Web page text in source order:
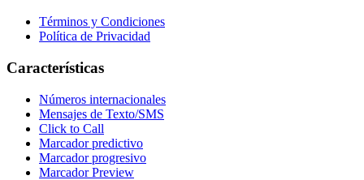
Términos y Condiciones
Política de Privacidad
Características
Números internacionales
Mensajes de Texto/SMS
Click to Call
Marcador predictivo
Marcador progresivo
Marcador Preview